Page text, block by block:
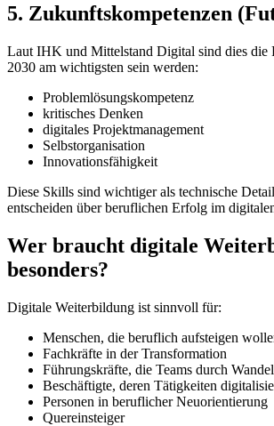
5. Zukunftskompetenzen
Laut IHK und Mittelstand Digital sind dies die
2030 am wichtigsten sein werden:
Problemlösungskompetenz
kritisches Denken
digitales Projektmanagement
Selbstorganisation
Innovationsfähigkeit
Diese Skills sind wichtiger als technische
entscheiden über beruflichen Erfolg im
Wer braucht digitale
besonders?
Digitale Weiterbildung ist sinnvoll für:
Menschen, die beruflich aufsteigen
Fachkräfte in der Transformation
Führungskräfte, die Teams durch
Beschäftigte, deren Tätigkeiten
Personen in beruflicher Neuorientierung
Quereinsteiger